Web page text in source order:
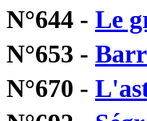
N°644 - Le
N°653 -
N°670 -